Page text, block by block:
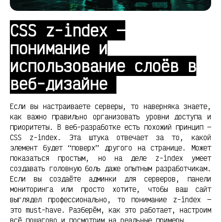
CSS z-index —
понимание и
использование слоёв в
веб-дизайне
Если вы настраиваете серверы, то наверняка знаете,
как важно правильно организовать уровни доступа и
приоритеты. В веб-разработке есть похожий принцип —
CSS z-index. Эта штука отвечает за то, какой
элемент будет “поверх” другого на странице. Может
показаться простым, но на деле z-index умеет
создавать головную боль даже опытным разработчикам.
Если вы создаёте админки для серверов, панели
мониторинга или просто хотите, чтобы ваш сайт
выглядел профессионально, то понимание z-index —
это must-have. Разберём, как это работает, настроим